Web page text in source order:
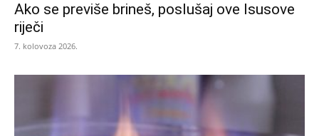
Ako se previše brineš, poslušaj ove Isusove
riječi
7. kolovoza 2026.